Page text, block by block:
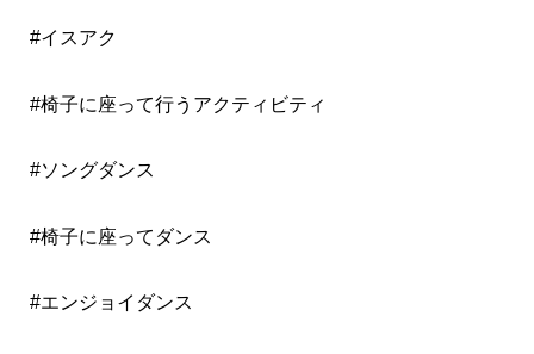
#イスアク
#椅子に座って行うアクティビティ
#ソングダンス
#椅子に座ってダンス
#エンジョイダンス